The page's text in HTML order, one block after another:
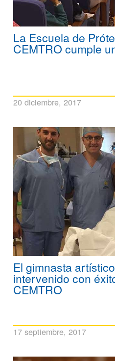
La Escuela de
CEMTRO cumple
20 diciembre, 2017
El gimnasta
intervenido con
CEMTRO
17 septiembre, 2017